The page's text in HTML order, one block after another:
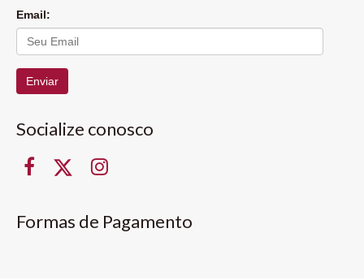
Email:
Enviar
Socialize conosco
Formas de Pagamento